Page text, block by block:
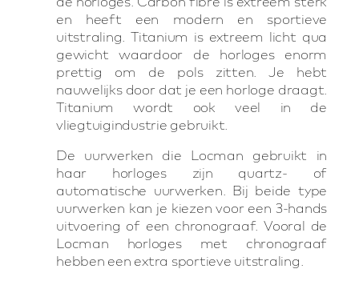
en heeft een modern en sportieve
uitstraling. Titanium is extreem licht qua
gewicht waardoor de horloges enorm
prettig om de pols zitten. Je hebt
nauwelijks door dat je een horloge draagt.
Titanium wordt ook veel in de
vliegtuigindustrie gebruikt.
De uurwerken die Locman gebruikt in
haar horloges zijn quartz- of
automatische uurwerken. Bij beide type
uurwerken kan je kiezen voor een 3-hands
uitvoering of een chronograaf. Vooral de
Locman horloges met chronograaf
hebben een extra sportieve uitstraling.